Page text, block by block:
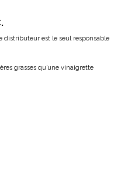
est le seul responsable
grasses qu’une vinaigrette